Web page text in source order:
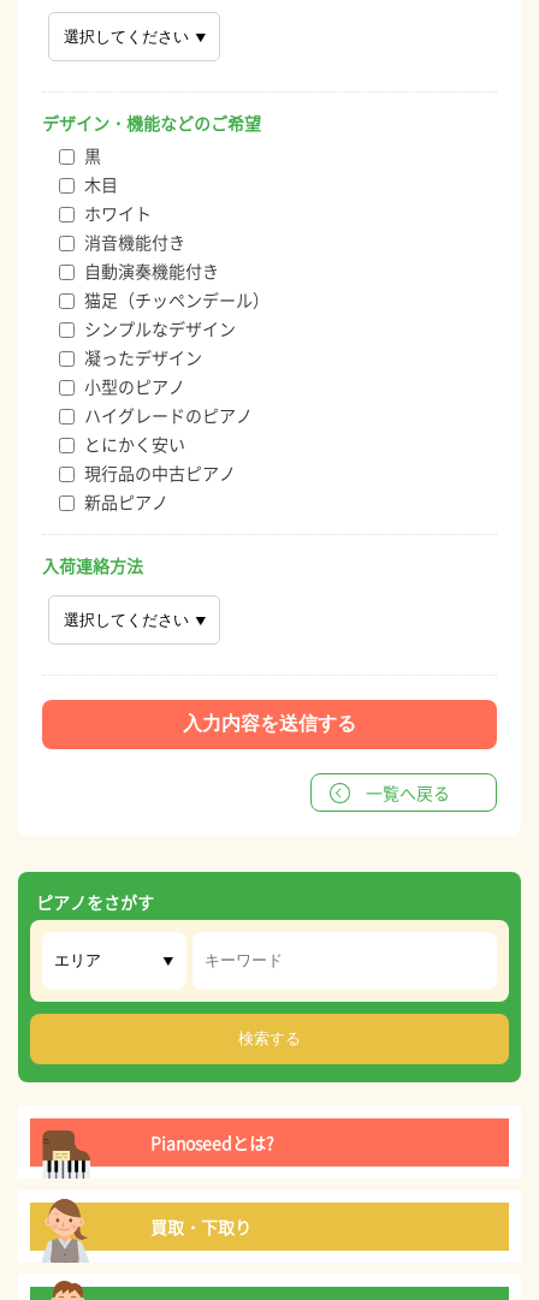
デザイン・機能などのご希望
黒
木目
ホワイト
消音機能付き
自動演奏機能付き
猫足（チッペンデール）
シンプルなデザイン
凝ったデザイン
小型のピアノ
ハイグレードのピアノ
とにかく安い
現行品の中古ピアノ
新品ピアノ
入荷連絡方法
一覧へ戻る
ピアノをさがす
Pianoseedとは?
買取・下取り